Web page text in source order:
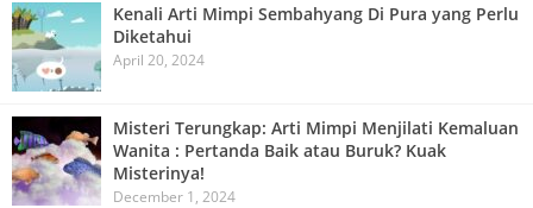
Kenali Arti Mimpi Sembahyang Di Pura yang Perlu
Diketahui
April 20, 2024
Misteri Terungkap: Arti Mimpi Menjilati Kemaluan
Wanita : Pertanda Baik atau Buruk? Kuak
Misterinya!
December 1, 2024